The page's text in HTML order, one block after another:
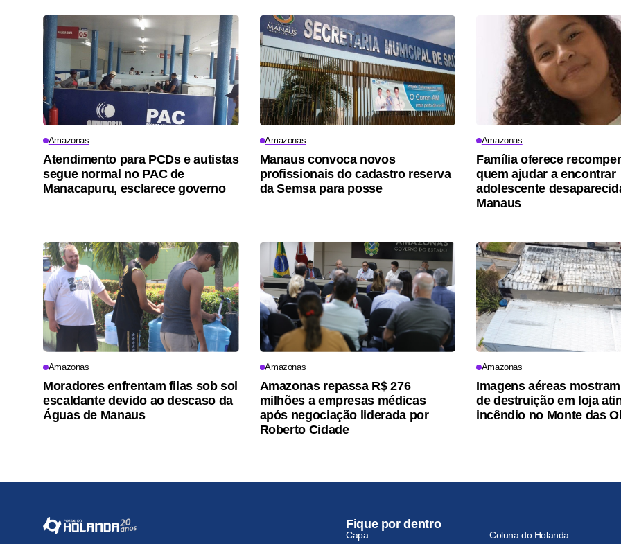
Amazonas
Atendimento para PCDs e autistas
segue normal no PAC de
Manacapuru, esclarece governo
Amazonas
Manaus convoca novos
profissionais do cadastro reserva
da Semsa para posse
Amazonas
Família oferece
quem ajudar a encontrar
adolescente
Manaus
Amazonas
Moradores enfrentam filas sob sol
escaldante devido ao descaso da
Águas de Manaus
Amazonas
Amazonas repassa R$ 276
milhões a empresas médicas
após negociação liderada por
Roberto Cidade
Amazonas
Imagens aéreas
de destruição em loja
incêndio no Monte das
Fique por dentro
Capa Coluna do Holanda